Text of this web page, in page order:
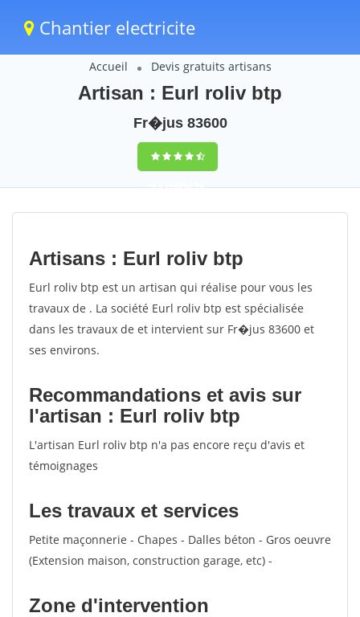
Chantier electricite
Accueil Devis gratuits artisans
Artisan : Eurl roliv btp
Fr�jus 83600
9,5(100%)75
votes
Artisans : Eurl roliv btp
Eurl roliv btp est un artisan qui réalise pour vous les
travaux de . La société Eurl roliv btp est spécialisée
dans les travaux de et intervient sur Fr�jus 83600 et
ses environs.
Recommandations et avis sur
l'artisan : Eurl roliv btp
L'artisan Eurl roliv btp n'a pas encore reçu d'avis et
témoignages
Les travaux et services
Petite maçonnerie - Chapes - Dalles béton - Gros oeuvre
(Extension maison, construction garage, etc) -
Zone d'intervention